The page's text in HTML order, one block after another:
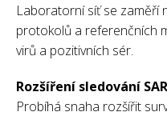
Laboratorní síť se zaměří
protokolů a referenčních
virů a pozitivních sér.
Rozšíření sledování
Probíhá snaha rozšířit